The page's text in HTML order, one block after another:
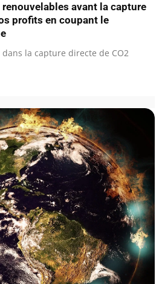
avant la capture
profits en coupant le
dans la capture directe de CO2